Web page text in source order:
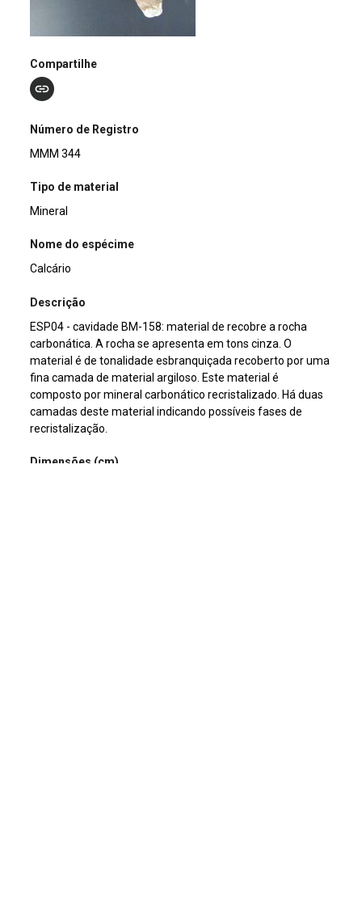
Compartilhe
Número de Registro
MMM 344
Tipo de material
Mineral
Nome do espécime
Calcário
Descrição
ESP04 - cavidade BM-158: material de recobre a rocha
carbonática. A rocha se apresenta em tons cinza. O
material é de tonalidade esbranquiçada recoberto por uma
fina camada de material argiloso. Este material é
composto por mineral carbonático recristalizado. Há duas
camadas deste material indicando possíveis fases de
recristalização.
Dimensões (cm)